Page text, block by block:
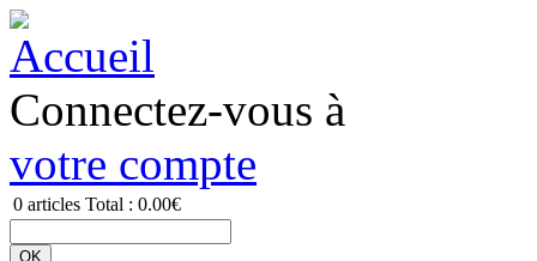
Connectez-vous à
votre compte
0 articles Total : 0.00€